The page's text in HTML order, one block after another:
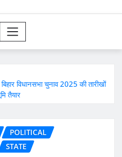
विधानसभा चुनाव 2025 की तारीखों
तैयार
POLITICAL
STATE